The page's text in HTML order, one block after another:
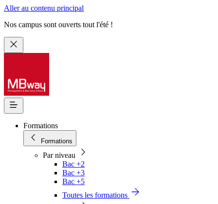
Aller au contenu principal
Nos campus sont ouverts tout l'été !
Formations
Formations
Par niveau
Bac +2
Bac +3
Bac +5
Toutes les formations